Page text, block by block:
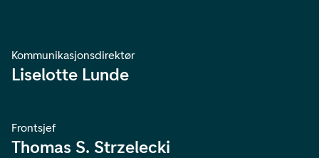
Kommunikasjonsdirektør
Liselotte Lunde
Frontsjef
Thomas S. Strzelecki